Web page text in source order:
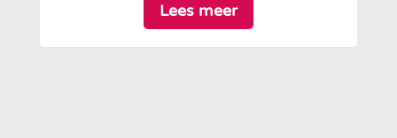
Lees meer